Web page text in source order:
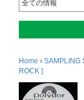
Home ›SAMPLING
ROCK ]